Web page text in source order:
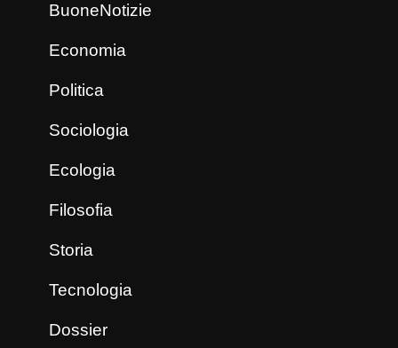
BuoneNotizie
Economia
Politica
Sociologia
Ecologia
Filosofia
Storia
Tecnologia
Dossier